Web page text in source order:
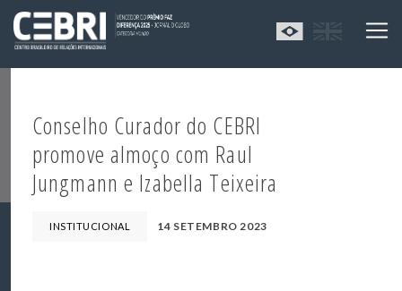
Conselho Curador do CEBRI
promove almoço com Raul
Jungmann e Izabella Teixeira
INSTITUCIONAL 14 SETEMBRO 2023